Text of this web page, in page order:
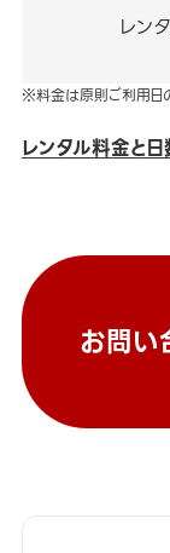
レン
※料金は原則ご利用日
レンタル料金と
お問い